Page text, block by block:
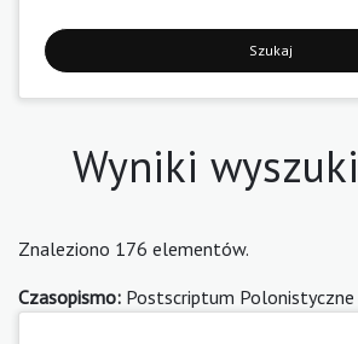
Szukaj
Wyniki
Znaleziono 176 elementów.
Czasopismo: Postscriptum Polonistyczne